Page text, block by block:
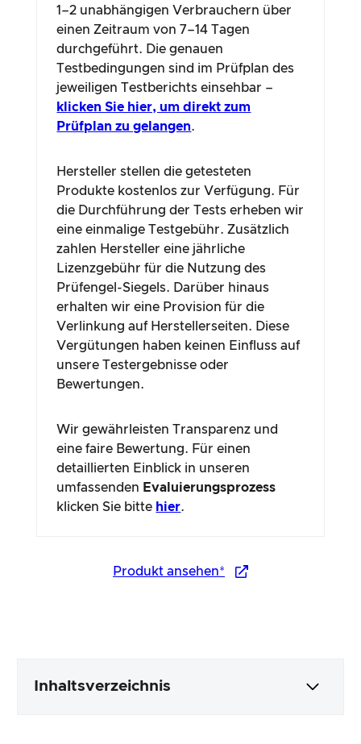
1–2 unabhängigen Verbrauchern über
einen Zeitraum von 7–14 Tagen
durchgeführt. Die genauen
Testbedingungen sind im Prüfplan des
jeweiligen Testberichts einsehbar –
klicken Sie hier, um direkt zum
Prüfplan zu gelangen.
Hersteller stellen die getesteten
Produkte kostenlos zur Verfügung. Für
die Durchführung der Tests erheben wir
eine einmalige Testgebühr. Zusätzlich
zahlen Hersteller eine jährliche
Lizenzgebühr für die Nutzung des
Prüfengel-Siegels. Darüber hinaus
erhalten wir eine Provision für die
Verlinkung auf Herstellerseiten. Diese
Vergütungen haben keinen Einfluss auf
unsere Testergebnisse oder
Bewertungen.
Wir gewährleisten Transparenz und
eine faire Bewertung. Für einen
detaillierten Einblick in unseren
umfassenden Evaluierungsprozess
klicken Sie bitte hier.
Produkt ansehen*
Inhaltsverzeichnis